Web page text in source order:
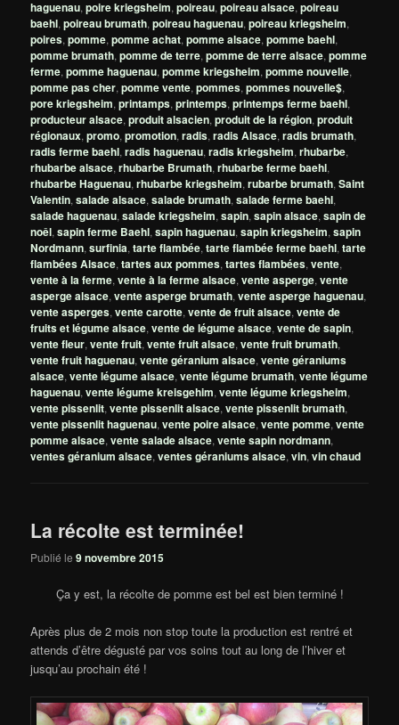
haguenau,poire kriegsheim,poireau,poireau alsace,poireau
baehl,poireau brumath,poireau haguenau,poireau kriegsheim,
poires,pomme,pomme achat,pomme alsace,pomme baehl,
pomme brumath,pomme de terre,pomme de terre alsace,pomme
ferme,pomme haguenau,pomme kriegsheim,pomme nouvelle,
pomme pas cher,pomme vente,pommes,pommes nouvelle$,
pore kriegsheim,printamps,printemps,printemps ferme baehl,
producteur alsace,produit alsacien,produit de la région,produit
régionaux,promo,promotion,radis,radis Alsace,radis brumath,
radis ferme baehl,radis haguenau,radis kriegsheim,rhubarbe,
rhubarbe alsace,rhubarbe Brumath,rhubarbe ferme baehl,
rhubarbe Haguenau,rhubarbe kriegsheim,rubarbe brumath,Saint
Valentin,salade alsace,salade brumath,salade ferme baehl,
salade haguenau,salade kriegsheim,sapin,sapin alsace,sapin de
noêl,sapin ferme Baehl,sapin haguenau,sapin kriegsheim,sapin
Nordmann,surfinia,tarte flambée,tarte flambée ferme baehl,tarte
flambées Alsace,tartes aux pommes,tartes flambées,vente,
vente à la ferme,vente à la ferme alsace,vente asperge,vente
asperge alsace,vente asperge brumath,vente asperge haguenau,
vente asperges,vente carotte,vente de fruit alsace,vente de
fruits et légume alsace,vente de légume alsace,vente de sapin,
vente fleur,vente fruit,vente fruit alsace,vente fruit brumath,
vente fruit haguenau,vente géranium alsace,vente géraniums
alsace,vente légume alsace,vente légume brumath,vente légume
haguenau,vente légume kreisgehim,vente légume kriegsheim,
vente pissenlit,vente pissenlit alsace,vente pissenlit brumath,
vente pissenlit haguenau,vente poire alsace,vente pomme,vente
pomme alsace,vente salade alsace,vente sapin nordmann,
ventes géranium alsace,ventes géraniums alsace,vin,vin chaud
La récolte est terminée!
Publié le9 novembre 2015
Ça y est, la récolte de pomme est bel est bien terminé !
Après plus de 2 mois non stop toute la production est rentré et
attends d’être dégusté par vos soins tout au long de l’hiver et
jusqu’au prochain été !